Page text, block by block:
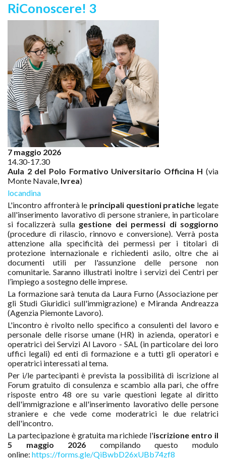
RiConoscere! 3
7 maggio 2026
14.30-17.30
Aula 2 del Polo Formativo Universitario Officina H (via
Monte Navale, Ivrea)
locandina
L'incontro affronterà le principali questioni pratiche legate
all'inserimento lavorativo di persone straniere, in particolare
si focalizzerà sulla gestione dei permessi di soggiorno
(procedure di rilascio, rinnovo e conversione). Verrà posta
attenzione alla specificità dei permessi per i titolari di
protezione internazionale e richiedenti asilo, oltre che ai
documenti utili per l'assunzione delle persone non
comunitarie. Saranno illustrati inoltre i servizi dei Centri per
l’impiego a sostegno delle imprese.
La formazione sarà tenuta da Laura Furno (Associazione per
gli Studi Giuridici sull'immigrazione) e Miranda Andreazza
(Agenzia Piemonte Lavoro).
L'incontro è rivolto nello specifico a consulenti del lavoro e
personale delle risorse umane (HR) in azienda, operatori e
operatrici dei Servizi Al Lavoro - SAL (in particolare dei loro
uffici legali) ed enti di formazione e a tutti gli operatori e
operatrici interessati al tema.
Per i/le partecipanti è prevista la possibilità di iscrizione al
Forum gratuito di consulenza e scambio alla pari, che offre
risposte entro 48 ore su varie questioni legate al diritto
dell'immigrazione e all'inserimento lavorativo delle persone
straniere e che vede come moderatrici le due relatrici
dell'incontro.
La partecipazione è gratuita ma richiede l'iscrizione entro il
5 maggio 2026 compilando questo modulo
online: https://forms.gle/QiBwbD26xUBb74zf8